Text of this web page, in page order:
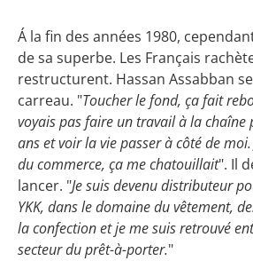
Á la fin des années 1980,
de sa superbe. Les Français
restructurent. Hassan Assabban
carreau. "Toucher le fond, ça fait
voyais pas faire un travail à la
ans et voir la vie passer à côté de moi.
du commerce, ça me chatouillait". Il
lancer. "Je suis devenu distributeur
YKK, dans le domaine du vêtement,
la confection et je me suis retrouvé
secteur du prêt-à-porter."